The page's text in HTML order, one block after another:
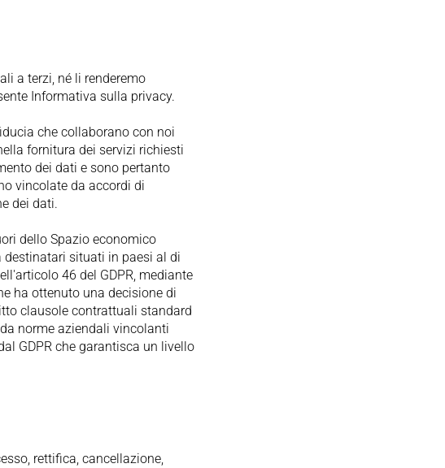
a terzi, né li renderemo
Informativa sulla privacy.
che collaborano con noi
fornitura dei servizi richiesti
dei dati e sono pertanto
vincolate da accordi di
dei dati.
dello Spazio economico
destinatari situati in paesi al di
46 del GDPR, mediante
ha ottenuto una decisione di
clausole contrattuali standard
norme aziendali vincolanti
GDPR che garantisca un livello
rettifica, cancellazione,